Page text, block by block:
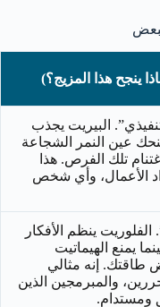
ينجح هذا المزيج؟)
البيريت يجذب
عين النمر الشجاعة
تلك الفرص. هذا
الأعمال، وأي شخص
ينظم الأفكار
يمنع الهيماتيت
طاقتك. إنه مثالي
والمبرمجين الذين
ومستدام.